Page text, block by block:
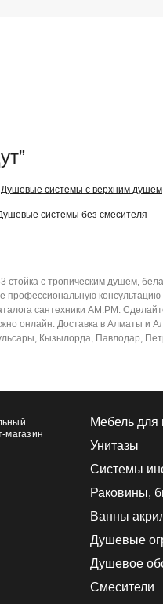
Душевые системы с верхним душем
системы без смесителя
стойка с тропическим душем,
профессиональную
сантехники AM.PM.
онлайн. Доставка в Алматы и
Кызылорда, Павлодар,
магазин
Мебель для
Унитазы
Системы
Раковины,
Ванны
Душевые
Душевое
Смесители